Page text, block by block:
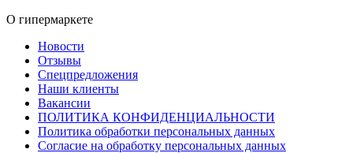
О гипермаркете
Новости
Отзывы
Спецпредложения
Наши клиенты
Вакансии
ПОЛИТИКА КОНФИДЕНЦИАЛЬНОСТИ
Политика обработки персональных данных
Согласие на обработку персональных данных